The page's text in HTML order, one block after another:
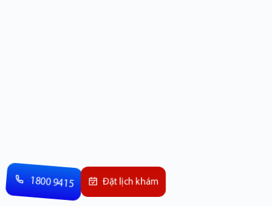
1800 9415 Đặt lịch khám